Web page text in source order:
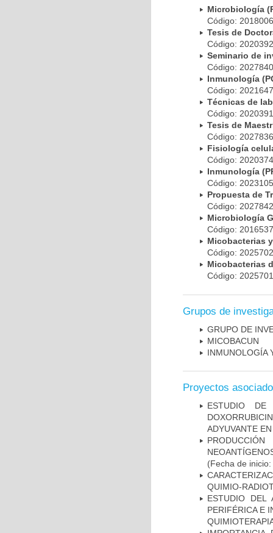
Microbiología
Código:
Tesis de
Código:
Seminario de
Código:
Inmunología
Código:
Técnicas de
Código:
Tesis de
Código:
Fisiología
Código:
Inmunología
Código:
Propuesta de
Código:
Microbiología
Código:
Micobacterias
Código:
Micobacterias
Código:
Grupos de
GRUPO DE
MICOBAC­UN
INMUNOLOGÍA
Proyectos
ESTUDIO DE
ADYUVANTE
(Fecha de
QUIMIO-
ESTUDIO DEL
PERIFÉRICA E